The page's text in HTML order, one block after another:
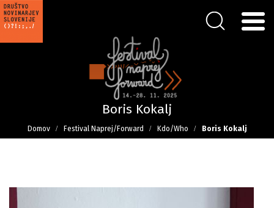
Boris Kokalj
Domov Festival Naprej/Forward Kdo/Who Boris Kokalj